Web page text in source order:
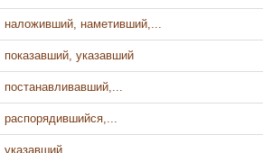
наложивший, наметивший,...
показавший, указавший
постанавливавший,...
распорядившийся,...
указавший